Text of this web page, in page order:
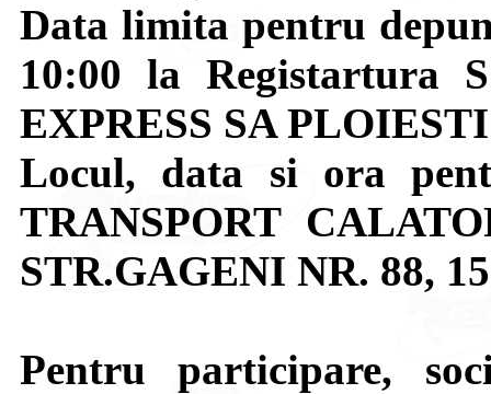
Data limita pentru
10:00 la Registartura
EXPRESS SA
Locul, data si ora
TRANSPORT
STR.GAGENI NR. 88,
Pentru participare,